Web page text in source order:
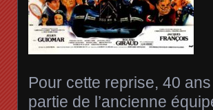
Pour cette reprise, 40
partie de l’ancienne